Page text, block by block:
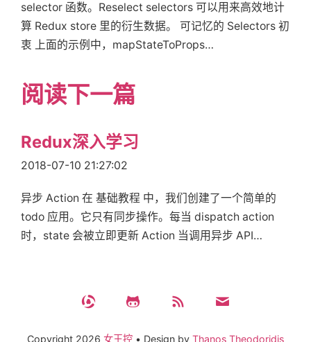
selector 函数。Reselect selectors 可以用来高效地计
算 Redux store 里的衍生数据。 可记忆的 Selectors 初
衷 上面的示例中，mapStateToProps…
阅读下一篇
Redux深入学习
2018-07-10 21:27:02
异步 Action 在 基础教程 中，我们创建了一个简单的
todo 应用。它只有同步操作。每当 dispatch action
时，state 会被立即更新 Action 当调用异步 API…
Copyright 2026 女王控 • Design by Thanos Theodoridis